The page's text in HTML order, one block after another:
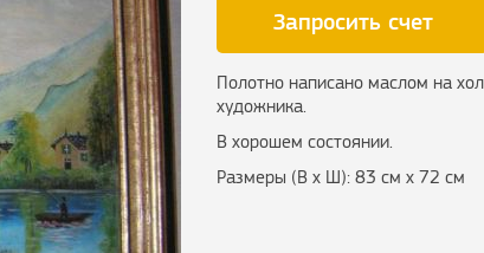
Запросить счет
Полотно написано маслом на
художника.
В хорошем состоянии.
Размеры (В х Ш): 83 см х 72 см